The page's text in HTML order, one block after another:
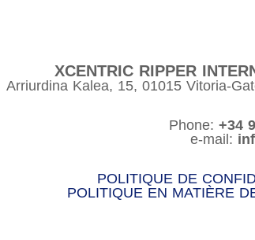
XCENTRIC RIPPER
Arriurdina Kalea, 15, 01015 Vitoria-
Phone: +34
e-mail:
POLITIQUE DE
POLITIQUE EN MATIÈRE